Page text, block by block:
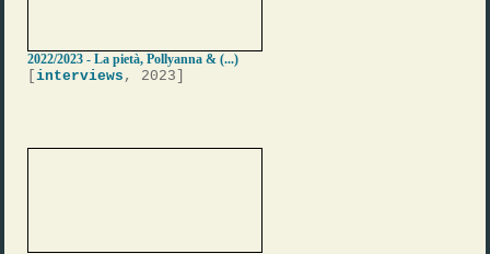
2022/2023 - La pietà, Pollyanna & (...)
[interviews , 2023]